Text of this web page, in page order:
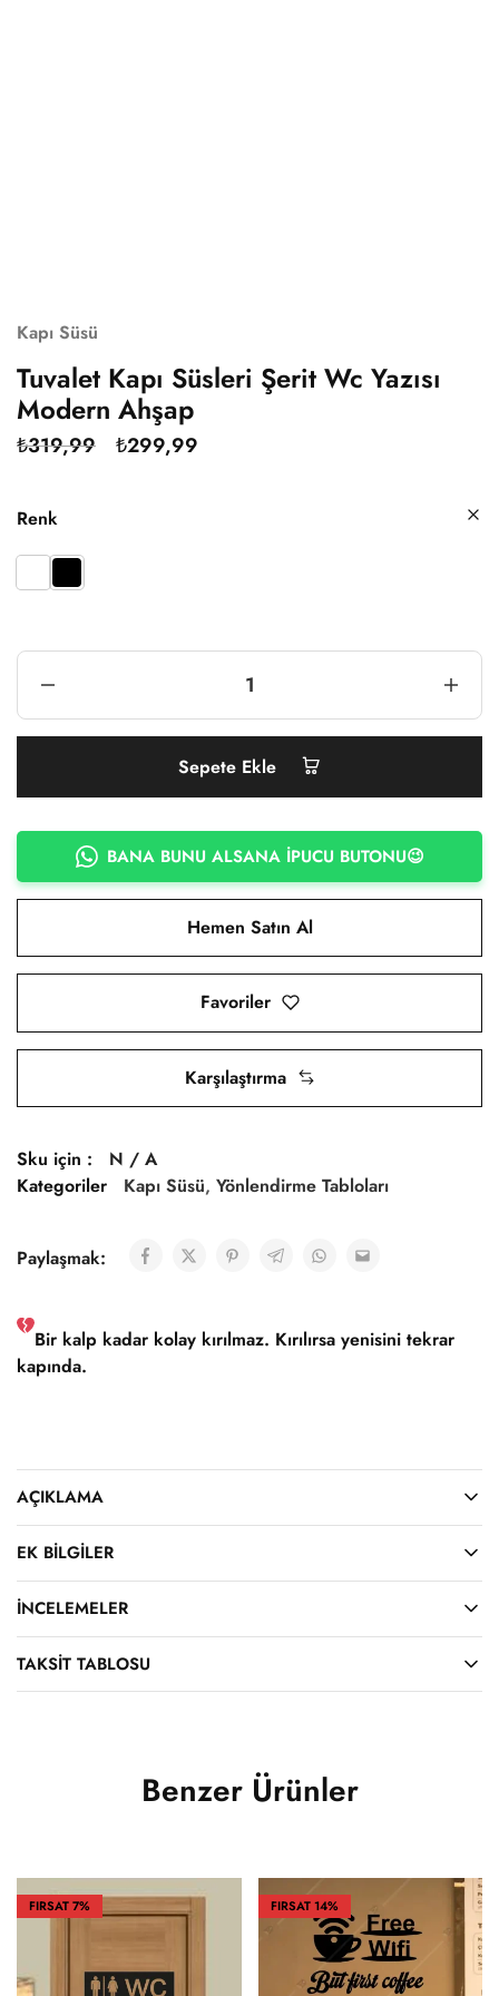
Kapı Süsü
Tuvalet Kapı Süsleri Şerit Wc Yazısı
Modern Ahşap
₺319,99 ₺299,99
Renk
Sepete Ekle
BANA BUNU ALSANA İPUCU BUTONU😉
Hemen Satın Al
Favoriler
Karşılaştırma
Sku için :
N / A
Kategoriler
Kapı Süsü, Yönlendirme Tabloları
Paylaşmak:
Bir kalp kadar kolay kırılmaz. Kırılırsa yenisini tekrar
kapında.
AÇIKLAMA
EK BILGILER
İNCELEMELER
TAKSIT TABLOSU
Benzer Ürünler
FIRSAT7% FIRSAT14%